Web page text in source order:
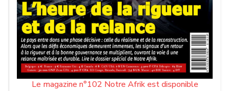
Le magazine n°102 Notre Afrik est disponible